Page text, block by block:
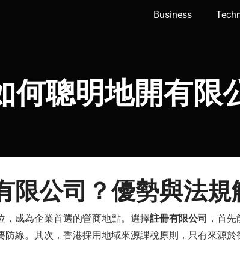
Business
何聰明地開有限
限公司 ？優勢與法規
，成為企業首選的營商地點。選擇註冊有限公司 ，首
線。其次，香港採用地域來源課稅原則，只有來源